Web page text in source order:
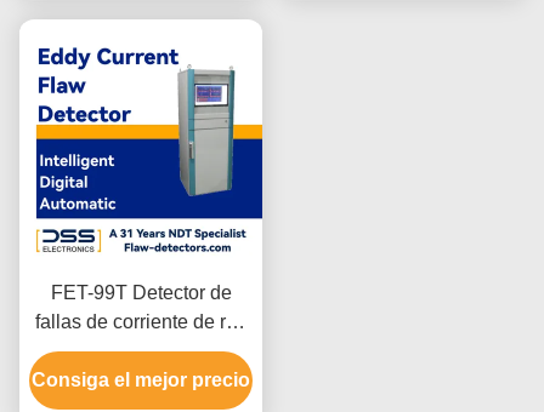
FET-99T Detector de
fallas de corriente de red
de red digital inteligente
Consiga el mejor precio